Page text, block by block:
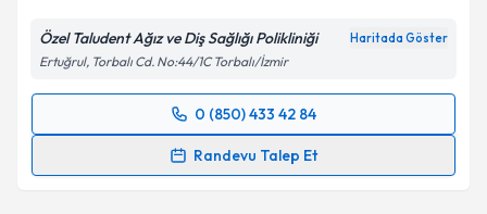
Özel Taludent Ağız ve Diş Sağlığı Polikliniği Haritada Göster
Ertuğrul, Torbalı Cd. No:44/1C Torbalı/İzmir
0 (850) 433 42 84
Randevu Talep Et
Randevu Takvimi Talebi